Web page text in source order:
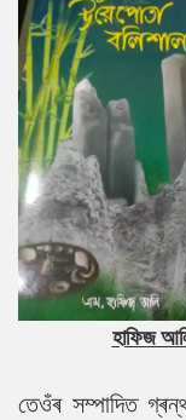
হাফিজ
তেওঁৰ সম্পাদিত